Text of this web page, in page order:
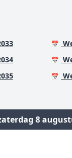
📅
📅
📅
8